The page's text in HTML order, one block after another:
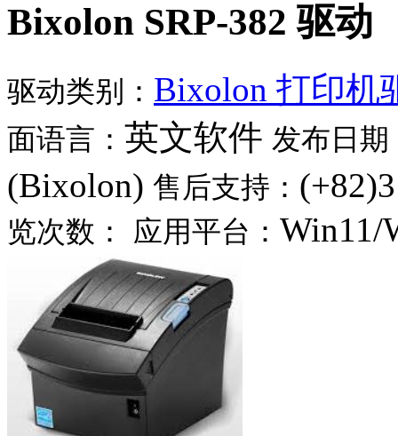
Bixolon SRP-382 驱动
驱动类别： Bixolon 打印机
面语言： 英文软件 发布日期
(Bixolon) 售后支持：
览次数： 应用平台： Win11/